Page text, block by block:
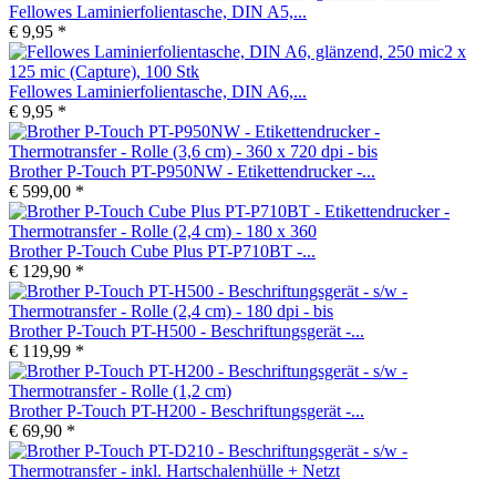
Fellowes Laminierfolientasche, DIN A5,...
€ 9,95 *
Fellowes Laminierfolientasche, DIN A6,...
€ 9,95 *
Brother P-Touch PT-P950NW - Etikettendrucker -...
€ 599,00 *
Brother P-Touch Cube Plus PT-P710BT -...
€ 129,90 *
Brother P-Touch PT-H500 - Beschriftungsgerät -...
€ 119,99 *
Brother P-Touch PT-H200 - Beschriftungsgerät -...
€ 69,90 *